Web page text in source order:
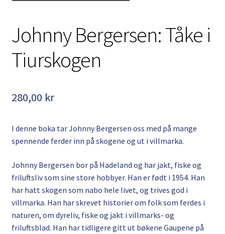
Personvernerklæring
Johnny Bergersen: Tåke i
Tiurskogen
280,00 kr
I denne boka tar Johnny Bergersen oss med på mange
spennende ferder inn på skogene og ut i villmarka.
Johnny Bergersen bor på Hadeland og har jakt, fiske og
friluftsliv som sine store hobbyer. Han er født i 1954. Han
har hatt skogen som nabo hele livet, og trives god i
villmarka. Han har skrevet historier om folk som ferdes i
naturen, om dyreliv, fiske og jakt i villmarks- og
friluftsblad. Han har tidligere gitt ut bøkene Gaupene på